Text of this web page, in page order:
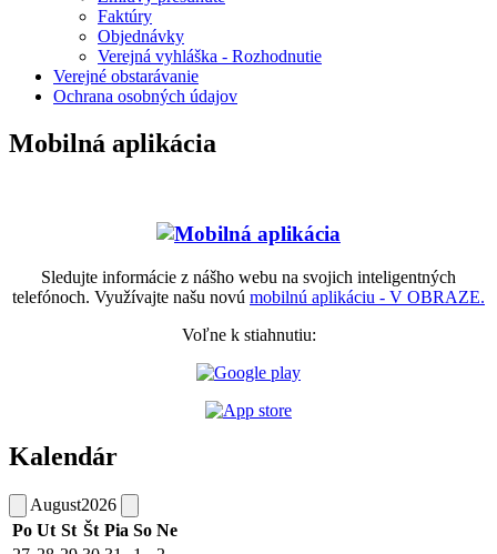
Faktúry
Objednávky
Verejná vyhláška - Rozhodnutie
Verejné obstarávanie
Ochrana osobných údajov
Mobilná aplikácia
Sledujte informácie z nášho webu na svojich inteligentných
telefónoch. Využívajte našu novú mobilnú aplikáciu - V OBRAZE.
Voľne k stiahnutiu:
Kalendár
August2026
Po Ut St Št Pia So Ne